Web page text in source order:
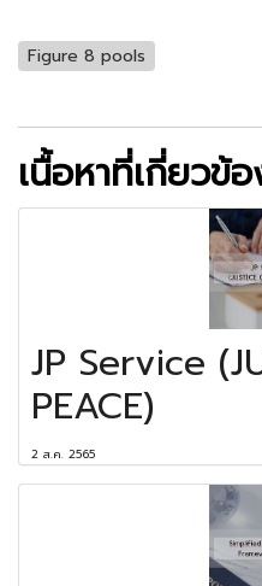
Figure 8 pools
เนื้อหาที่เกี่ยวข้
JP Service
PEACE)
2 ส.ค. 2565